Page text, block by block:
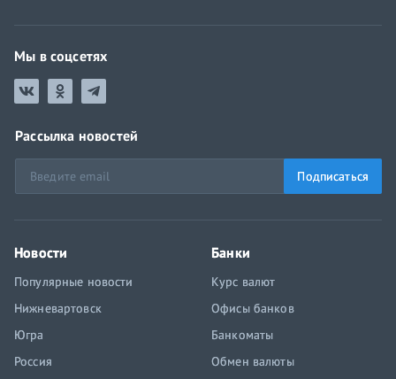
Мы в соцсетях
Рассылка новостей
Подписаться
Новости
Популярные новости
Нижневартовск
Югра
Россия
Банки
Курс валют
Офисы банков
Банкоматы
Обмен валюты